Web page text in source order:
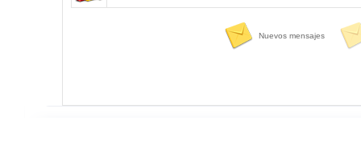
Nuevos mensajes